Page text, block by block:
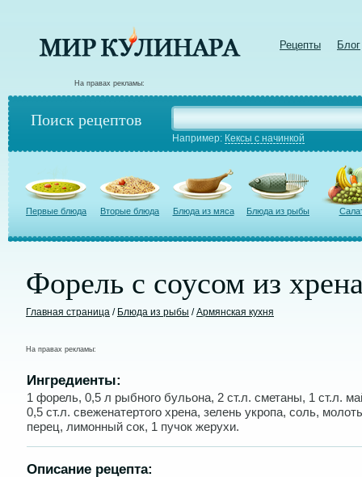
Рецепты Блог
На правах рекламы:
Поиск рецептов
Например: Кексы с начинкой
Первые блюда Вторые блюда Блюда из мяса Блюда из рыбы
Форель с соусом из
Главная страница / Блюда из рыбы /Армянская кухня
На правах рекламы:
Ингредиенты:
1 форель, 0,5 л рыбного бульона, 2 ст.л. сметаны, 1 ст.л.
0,5 ст.л. свеженатертого хрена, зелень укропа, соль,
перец, лимонный сок, 1 пучок жерухи.
Описание рецепта: